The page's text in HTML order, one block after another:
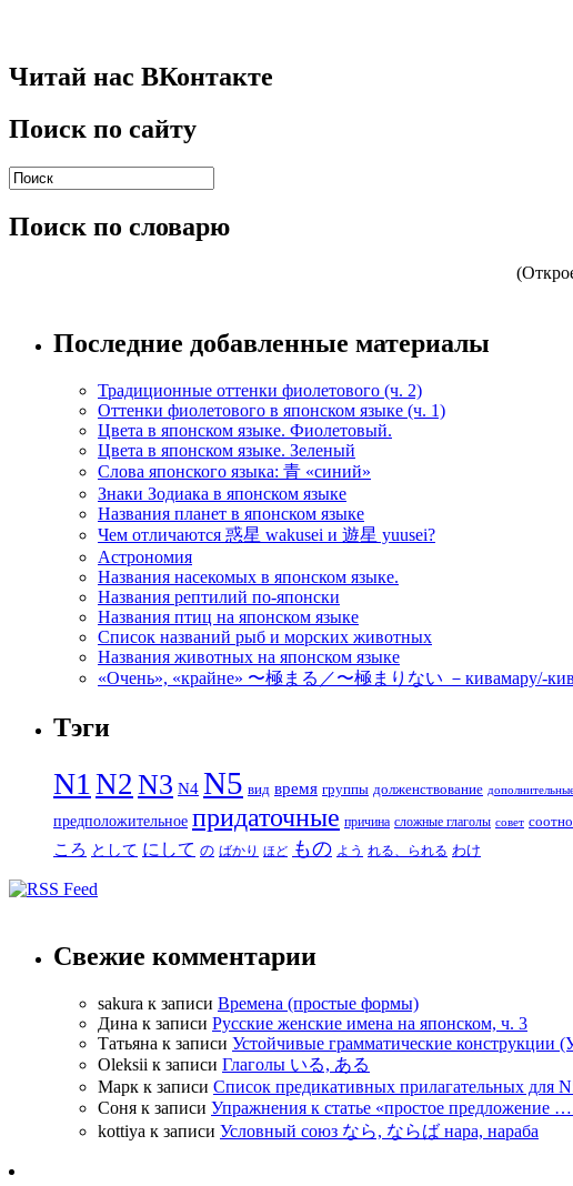
Читай нас ВКонтакте
Поиск по сайту
Поиск по словарю
Последние добавленные материалы
Традиционные оттенки фиолетового (ч. 2)
Оттенки фиолетового в японском языке (ч. 1)
Цвета в японском языке. Фиолетовый.
Цвета в японском языке. Зеленый
Слова японского языка: 青 «синий»
Знаки Зодиака в японском языке
Названия планет в японском языке
Чем отличаются 惑星 wakusei и 遊星 yuusei?
Астрономия
Названия насекомых в японском языке.
Названия рептилий по-японски
Названия птиц на японском языке
Список названий рыб и морских животных
Названия животных на японском языке
«Очень», «крайне» 〜極まる／〜極まりない －кивамару/-
Тэги
N1 N2 N3 N4 N5 вид время группы долженствование
предположительное придаточные причина сложные глаголы совет
ころ として にして の ばかり ほど もの よう れる、られる わけ
Свежие комментарии
sakura к записи Времена (простые формы)
Дина к записи Русские женские имена на японском, ч. 3
Татьяна к записи Устойчивые грамматические конструкции
Oleksii к записи Глаголы いる, ある
Марк к записи Список предикативных прилагательных для
Соня к записи Упражнения к статье «простое
kottiya к записи Условный союз なら, ならば нара, нараба